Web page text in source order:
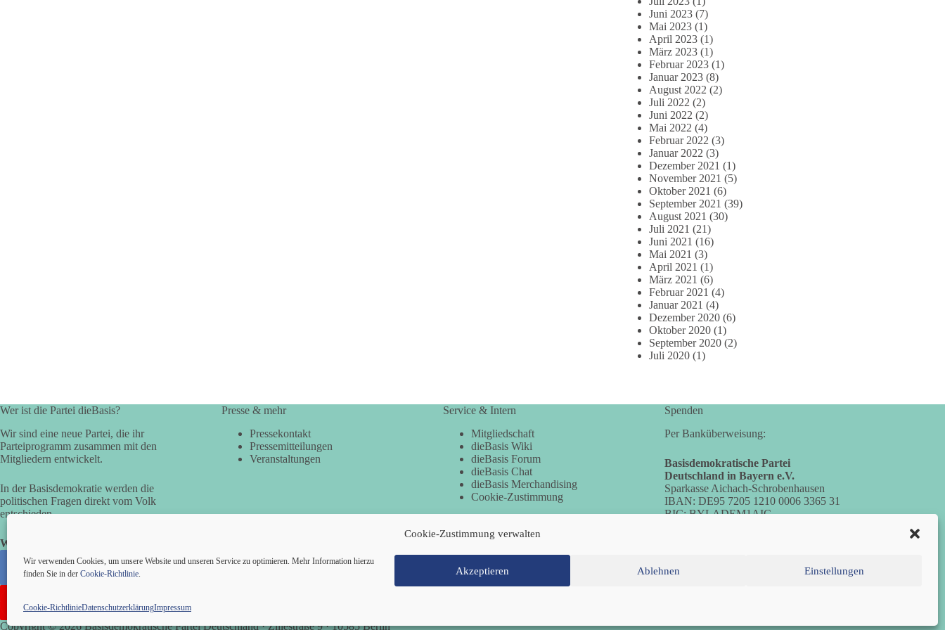
Cookie-Zustimmung verwalten
Wir verwenden Cookies, um unsere Website und unseren Service zu optimieren. Mehr Information hierzu
finden Sie in der Cookie-Richtlinie. Akzeptieren Ablehnen Einstellungen
Cookie-RichtlinieDatenschutzerklärungImpressum
Juni 2023 (7)
Mai 2023 (1)
April 2023 (1)
März 2023 (1)
Februar 2023 (1)
Januar 2023 (8)
August 2022 (2)
Juli 2022 (2)
Juni 2022 (2)
Mai 2022 (4)
Februar 2022 (3)
Januar 2022 (3)
Dezember 2021 (1)
November 2021 (5)
Oktober 2021 (6)
September 2021 (39)
August 2021 (30)
Juli 2021 (21)
Juni 2021 (16)
Mai 2021 (3)
April 2021 (1)
März 2021 (6)
Februar 2021 (4)
Januar 2021 (4)
Dezember 2020 (6)
Oktober 2020 (1)
September 2020 (2)
Juli 2020 (1)
Wer ist die Partei dieBasis?
Wir sind eine neue Partei, die ihr
Parteiprogramm zusammen mit den
Mitgliedern entwickelt.
In der Basisdemokratie werden die
politischen Fragen direkt vom Volk
entschieden.
Wir alle sind die Basis!
Presse & mehr
Pressekontakt
Pressemitteilungen
Veranstaltungen
Service & Intern
Mitgliedschaft
dieBasis Wiki
dieBasis Forum
dieBasis Chat
dieBasis Merchandising
Cookie-Zustimmung
Spenden
Per Banküberweisung:
Basisdemokratische Partei
Deutschland in Bayern e.V.
Sparkasse Aichach-Schrobenhausen
IBAN: DE95 7205 1210 0006 3365 31
BIC: BYLADEM1AIC
Mitglied werden Kontakt Cookie-Richtlinie (EU)
Copyright © 2026 Basisdemokratische Partei Deutschland · Zillestraße 9 · 10585 Berlin